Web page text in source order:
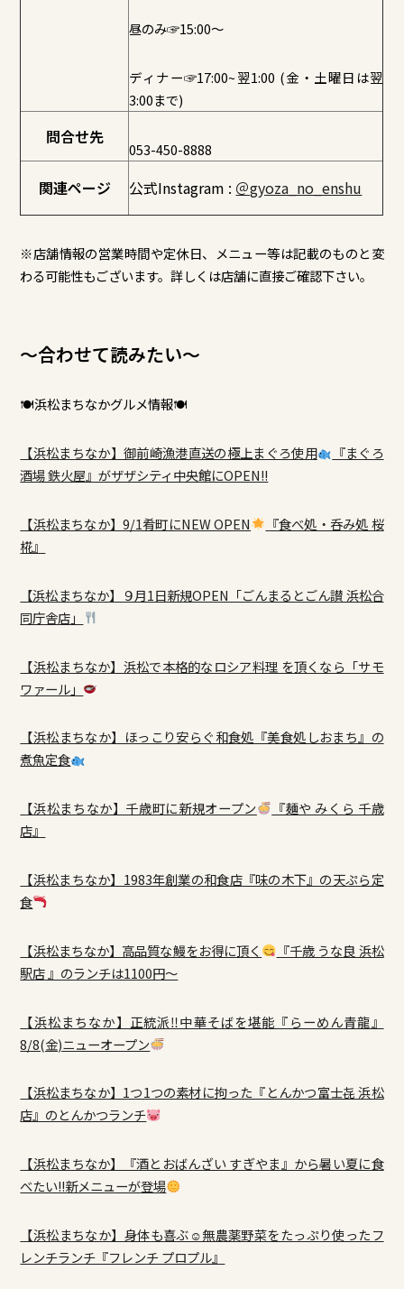
昼のみ☞15:00～
ディナー☞17:00~翌1:00 (金・土曜日は翌
3:00まで)
問合せ先
053-450-8888
関連ページ 公式Instagram : ＠gyoza_no_enshu
※店舗情報の営業時間や定休日、メニュー等は記載のものと変
わる可能性もございます。詳しくは店舗に直接ご確認下さい。
～合わせて読みたい～
🍽浜松まちなかグルメ情報🍽
【浜松まちなか】御前崎漁港直送の極上まぐろ使用
『まぐろ
酒場 鉄火屋』がザザシティ中央館にOPEN!!
【浜松まちなか】9/1肴町にNEW OPEN
『食べ処・呑み処 桜
椛』
【浜松まちなか】９月1日新規OPEN「ごんまるとごん讃 浜松合
同庁舎店」
【浜松まちなか】浜松で本格的なロシア料理 を頂くなら「サモ
ワァール」
【浜松まちなか】ほっこり安らぐ和食処『美食処しおまち』の
煮魚定食
【浜松まちなか】千歳町に新規オープン
『麺や みくら 千歳
店』
【浜松まちなか】1983年創業の和食店『味の木下』の天ぷら定
食
【浜松まちなか】高品質な鰻をお得に頂く
『千歳 うな良 浜松
駅店 』のランチは1100円～
【浜松まちなか】正統派‼中華そばを堪能『らーめん青龍』
8/8(金)ニューオープン
【浜松まちなか】1つ1つの素材に拘った『とんかつ富士㐂 浜松
店』のとんかつランチ
【浜松まちなか】『酒とおばんざい すぎやま』から暑い夏に食
べたい!!新メニューが登場
【浜松まちなか】身体も喜ぶ☺無農薬野菜をたっぷり使ったフ
レンチランチ『フレンチ プロプル』